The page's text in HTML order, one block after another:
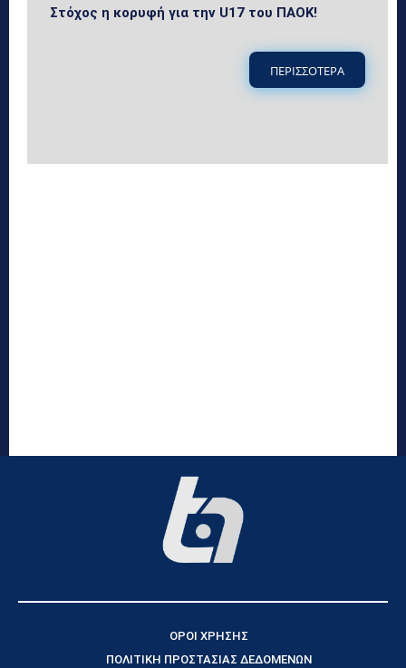
Στόχος η κορυφή για την U17 του ΠΑΟΚ!
ΠΕΡΙΣΣΟΤΕΡΑ
ΟΡΟΙ ΧΡΗΣΗΣ
ΠΟΛΙΤΙΚΗ ΠΡΟΣΤΑΣΙΑΣ ΔΕΔΟΜΕΝΩΝ